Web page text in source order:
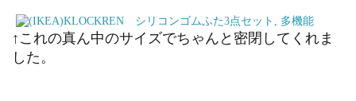
↑これの真ん中のサイズでちゃんと密閉してくれま
した。